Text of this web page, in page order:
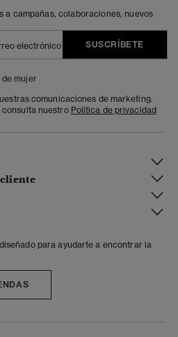
a campañas, colaboraciones, nuevos
SUSCRÍBETE
de mujer
comunicaciones de marketing.
consulta nuestro Política de privacidad
para ayudarte a encontrar la